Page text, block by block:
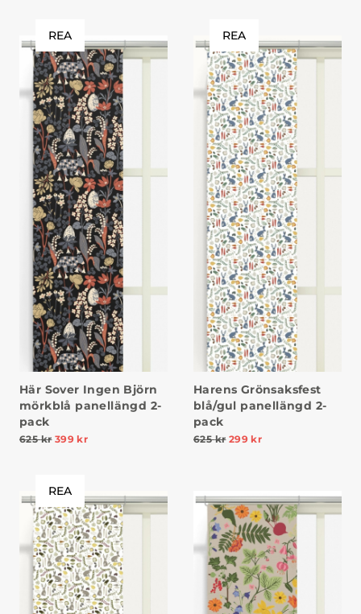
REA
Här Sover Ingen Björn
mörkblå panellängd 2-
pack
625kr 399kr
REA
Harens Grönsaksfest
blå/gul panellängd 2-
pack
625kr 299kr
REA